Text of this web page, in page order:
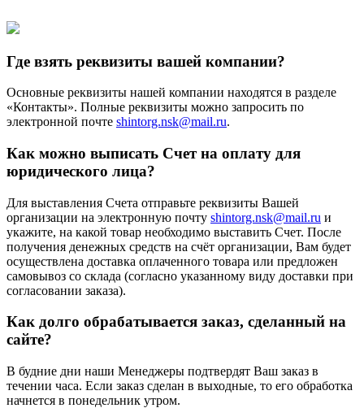
Где взять реквизиты вашей компании?
Основные реквизиты нашей компании находятся в разделе
«Контакты». Полные реквизиты можно запросить по
электронной почте shintorg.nsk@mail.ru.
Как можно выписать Счет на оплату для
юридического лица?
Для выставления Счета отправьте реквизиты Вашей
организации на электронную почту shintorg.nsk@mail.ru и
укажите, на какой товар необходимо выставить Счет. После
получения денежных средств на счёт организации, Вам будет
осуществлена доставка оплаченного товара или предложен
самовывоз со склада (согласно указанному виду доставки при
согласовании заказа).
Как долго обрабатывается заказ, сделанный на
сайте?
В будние дни наши Менеджеры подтвердят Ваш заказ в
течении часа. Если заказ сделан в выходные, то его обработка
начнется в понедельник утром.